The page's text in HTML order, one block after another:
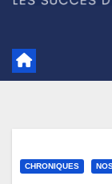
CHRONIQUES